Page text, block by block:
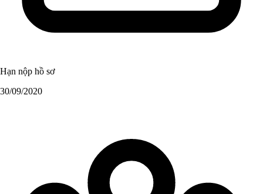
Hạn nộp hồ sơ
30/09/2020